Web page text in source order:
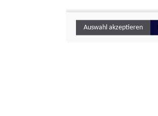
Auswahl akzeptieren